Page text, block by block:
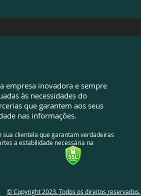
empresa inovadora e sempre
às necessidades do
que garantem aos seus
nas informações.
sua clientela que garantam verdadeiras
a estabilidade necessária na
© Copyright 2023. Todos os direitos reservados.